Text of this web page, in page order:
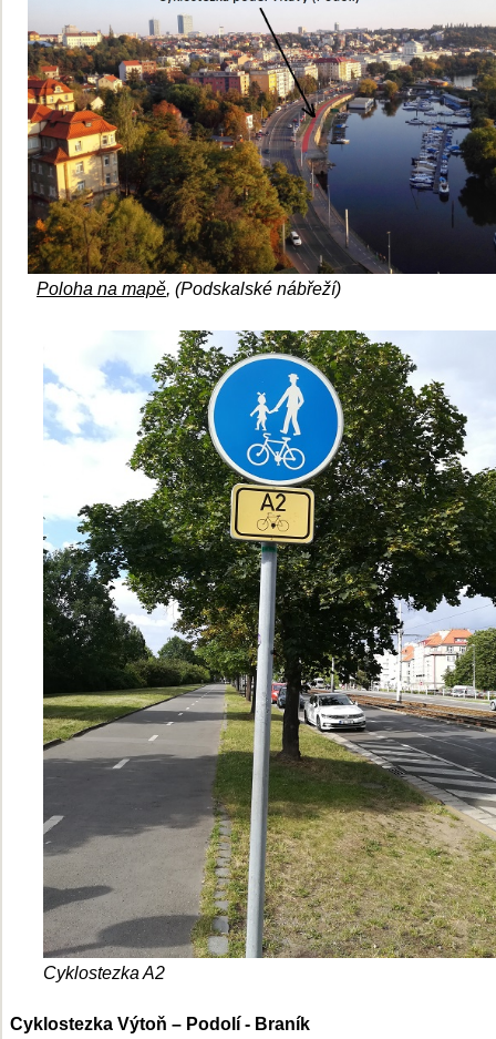
Poloha na mapě, (Podskalské nábřeží)
Cyklostezka A2
Cyklostezka Výtoň – Podolí - Braník